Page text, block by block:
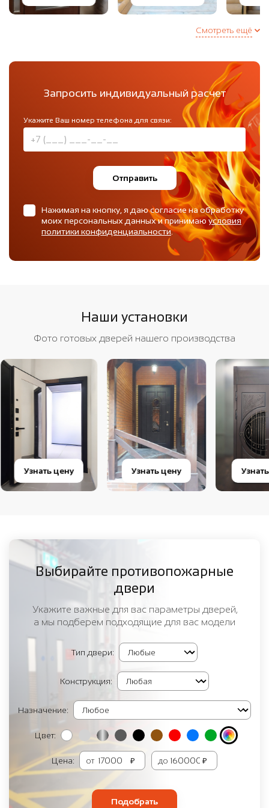
Смотреть ещё
Запросить индивидуальный расчет
Укажите Ваш номер телефона для связи:
Отправить
Нажимая на кнопку, я даю согласие на обработку
моих персональных данных и принимаюусловия
политики конфиденциальности.
Наши установки
Фото готовых дверей нашего производства
Узнать цену Узнать цену
Выбирайте противопожарные
двери
Укажите важные для вас параметры дверей,
а мы подберем подходящие для вас модели
Тип двери:
Конструкция:
Назначение:
Цвет:
Цена: от ₽ до ₽
Подобрать